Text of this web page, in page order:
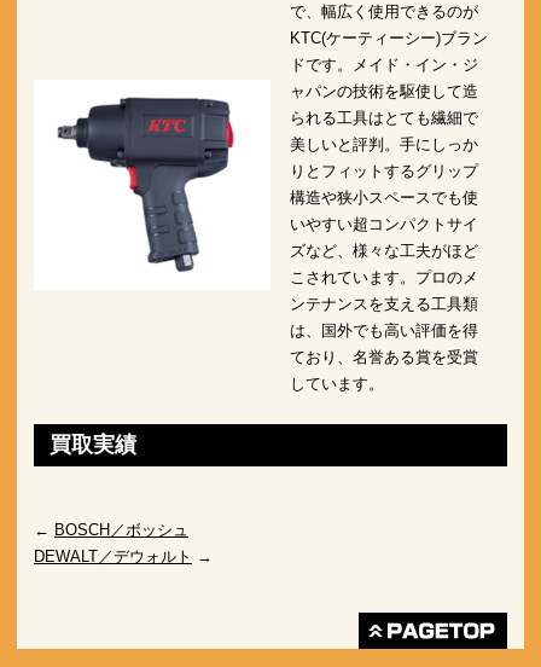
で、幅広く使用できるのが
KTC(ケーティーシー)ブラン
ドです。メイド・イン・ジ
ャパンの技術を駆使して造
られる工具はとても繊細で
美しいと評判。手にしっか
りとフィットするグリップ
構造や狭小スペースでも使
いやすい超コンパクトサイ
ズなど、様々な工夫がほど
こされています。プロのメ
ンテナンスを支える工具類
は、国外でも高い評価を得
ており、名誉ある賞を受賞
しています。
買取実績
← BOSCH／ボッシュ
DEWALT／デウォルト →